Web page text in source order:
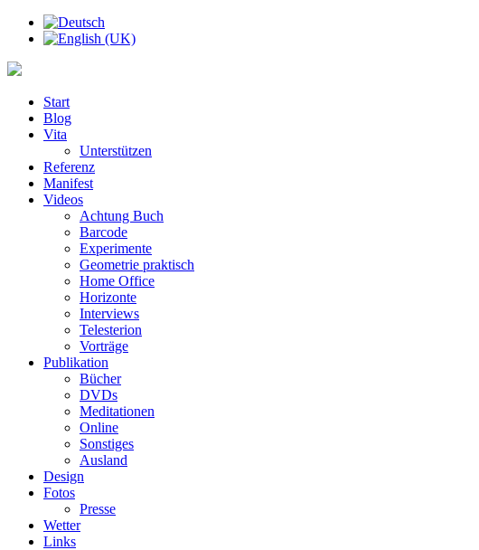
Start
Blog
Vita
Unterstützen
Referenz
Manifest
Videos
Achtung Buch
Barcode
Experimente
Geometrie praktisch
Home Office
Horizonte
Interviews
Telesterion
Vorträge
Publikation
Bücher
DVDs
Meditationen
Online
Sonstiges
Ausland
Design
Fotos
Presse
Wetter
Links